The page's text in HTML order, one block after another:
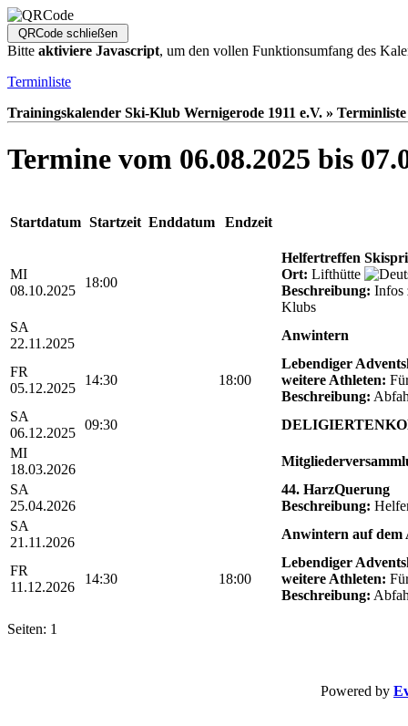
Bitte aktiviere Javascript, um den vollen Funktionsumfang des
Terminliste
Trainingskalender Ski-Klub Wernigerode 1911 e.V. » Terminliste
Termine vom 06.08.2025 bis
Startdatum Startzeit Enddatum Endzeit
MI
08.10.2025
18:00
Helfertreffen
Ort: Lifthütte
Beschreibung: Infos
Klubs
SA
22.11.2025
Anwintern
FR
05.12.2025
14:30 18:00
Lebendiger
weitere Athleten:
Beschreibung:
SA
06.12.2025
09:30
MI
18.03.2026
SA
25.04.2026
44. HarzQuerung
Beschreibung:
SA
21.11.2026
Anwintern auf dem
FR
11.12.2026
14:30 18:00
Lebendiger
weitere Athleten:
Beschreibung:
Seiten: 1
Powered by